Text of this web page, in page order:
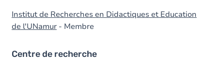
Institut de Recherches en Didactiques et Education
de l'UNamur - Membre
Centre de recherche